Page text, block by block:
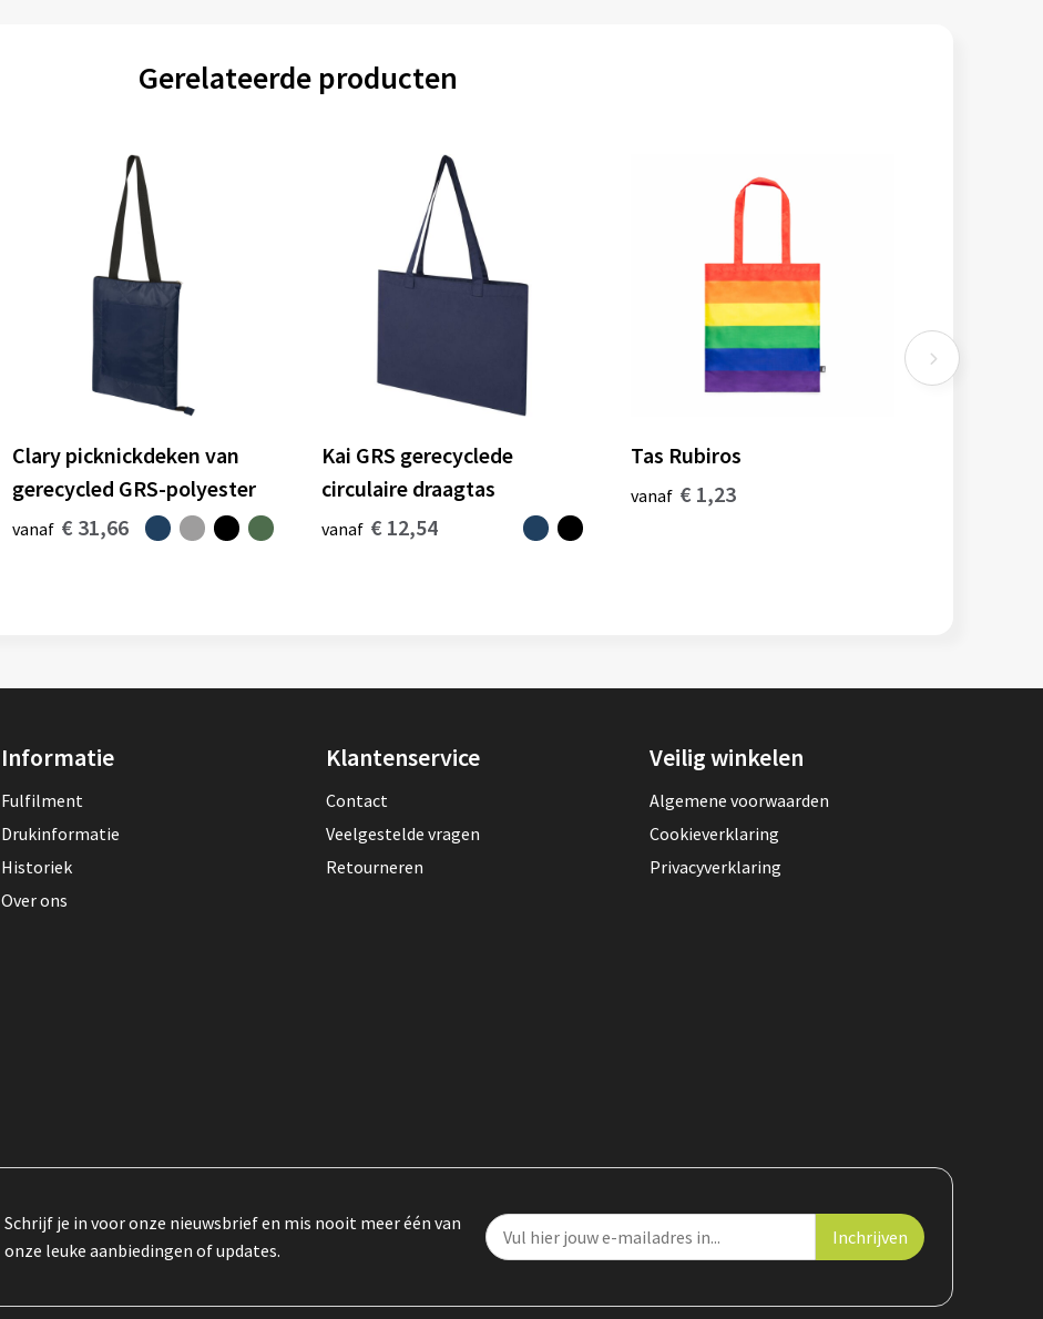
Gerelateerde producten
Clary picknickdeken van
gerecycled GRS-polyester
vanaf € 31,66
Kai GRS gerecyclede
circulaire draagtas
vanaf € 12,54
Tas Rubiros
vanaf € 1,23
Informatie
Fulfilment
Drukinformatie
Historiek
Over ons
Klantenservice
Contact
Veelgestelde vragen
Retourneren
Veilig winkelen
Algemene voorwaarden
Cookieverklaring
Privacyverklaring
Schrijf je in voor onze nieuwsbrief en mis nooit meer één van
onze leuke aanbiedingen of updates.